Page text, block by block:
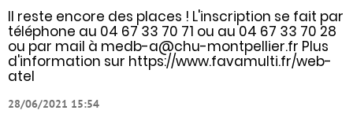
Il reste encore des places ! L'inscription se fait par
téléphone au 04 67 33 70 71 ou au 04 67 33 70 28
ou par mail à medb-a@chu-montpellier.fr Plus
d'information sur https://www.favamulti.fr/web-
atel
28/06/2021 15:54